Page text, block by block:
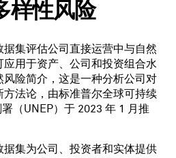
样性风险
据集评估公司直接运营中与自然
用于资产、公司和投资组合水
险简介，这是一种分析公司对
方法论，由标准普尔全球可持续
（UNEP）于 2023 年 1 月推
据集为公司、投资者和实体提供